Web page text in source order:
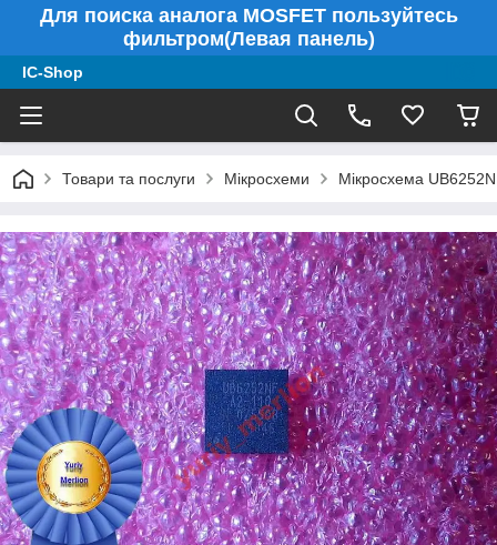
Для поиска аналога MOSFET пользуйтесь
фильтром(Левая панель)
IC-Shop
Товари та послуги Мікросхеми Мікросхема